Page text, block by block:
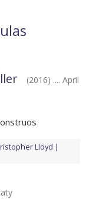
(2016) .... April
Lloyd